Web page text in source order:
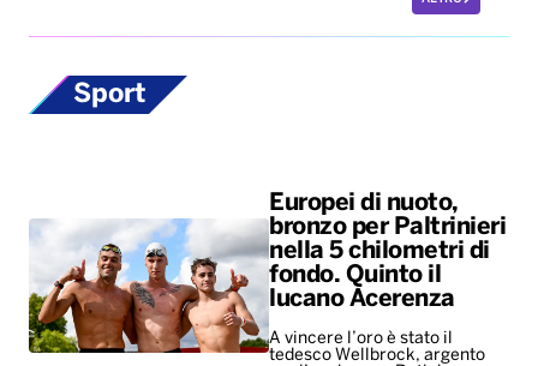
Sport
Europei di nuoto,
bronzo per Paltrinieri
nella 5 chilometri di
fondo. Quinto il
lucano Acerenza
A vincere l’oro è stato il
tedesco Wellbrock, argento